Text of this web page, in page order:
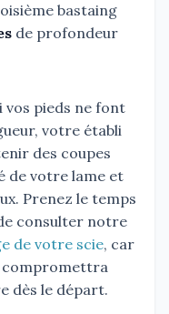
bastaing
de profondeur
vos pieds ne font
votre établi
des coupes
de votre lame et
Prenez le temps
consulter notre
de votre scie, car
compromettra
dès le départ.